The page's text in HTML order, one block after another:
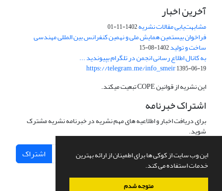
این وب سایت از کوکی ها برای اطمینان از ارائه بهترین
خدمات استفاده می کند.
متوجه شدم
آخرین اخبار
مشابهت‌یابی مقالات نشریه1402-11-01
فراخوان بیستمین همایش ملی و نهمین کنفرانس بین المللی مهندسی
ساخت و تولید1402-08-15
به کانال اطلاع رسانی انجمن در تلگرام بپیوندید ...
https://telegram.me/info_smeir1395-06-19
این نشریه از قوانین COPE تبعیت میکند.
اشتراک خبرنامه
برای دریافت اخبار و اطلاعیه های مهم نشریه در خبرنامه نشریه مشترک
شوید.
اشتراک